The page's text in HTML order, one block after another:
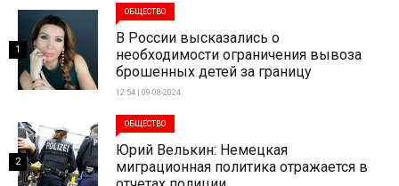
ОБЩЕСТВО
В России высказались о
необходимости ограничения вывоза
брошенных детей за границу
12:54 | 09-08-2024
1
ОБЩЕСТВО
Юрий Велькин: Немецкая
миграционная политика отражается в
2